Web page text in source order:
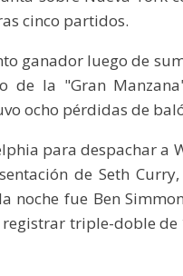
cinco partidos.
ganador luego de
la "Gran
ocho pérdidas de
para despachar a
de Seth
noche fue Ben
triple-doble de